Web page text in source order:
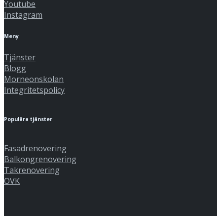
Youtube
Instagram
Meny
Tjänster
Blogg
Morneonskolan
Integritetspolicy
Populära tjänster
Fasadrenovering
Balkongrenovering
Takrenovering
OVK